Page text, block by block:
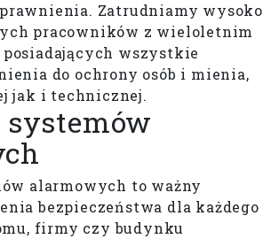
Zatrudniamy wysoko
pracowników z wieloletnim
wszystkie
do ochrony osób i mienia,
jak i technicznej.
alarmowych to ważny
bezpieczeństwa dla każdego
firmy czy budynku